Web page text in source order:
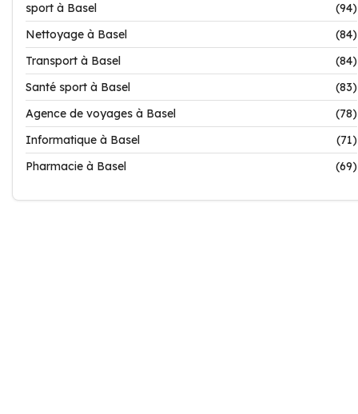
sport à Basel
(94)
Nettoyage à Basel
(84)
Transport à Basel
(84)
Santé sport à Basel
(83)
Agence de voyages à Basel
(78)
Informatique à Basel
(71)
Pharmacie à Basel
(69)